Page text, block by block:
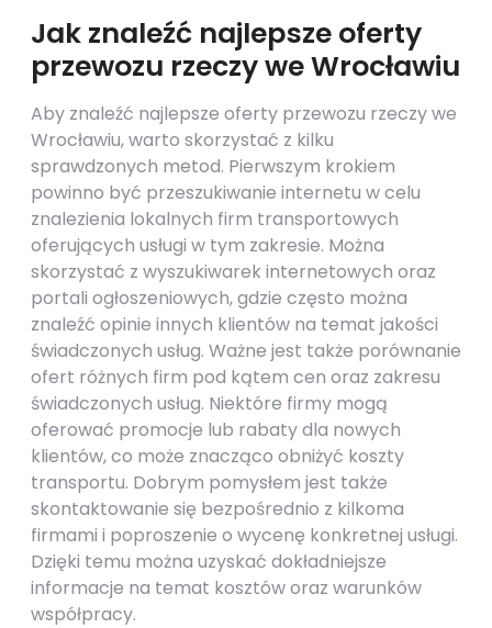
Jak znaleźć najlepsze oferty
przewozu rzeczy we Wrocławiu
Aby znaleźć najlepsze oferty przewozu rzeczy we
Wrocławiu, warto skorzystać z kilku
sprawdzonych metod. Pierwszym krokiem
powinno być przeszukiwanie internetu w celu
znalezienia lokalnych firm transportowych
oferujących usługi w tym zakresie. Można
skorzystać z wyszukiwarek internetowych oraz
portali ogłoszeniowych, gdzie często można
znaleźć opinie innych klientów na temat jakości
świadczonych usług. Ważne jest także porównanie
ofert różnych firm pod kątem cen oraz zakresu
świadczonych usług. Niektóre firmy mogą
oferować promocje lub rabaty dla nowych
klientów, co może znacząco obniżyć koszty
transportu. Dobrym pomysłem jest także
skontaktowanie się bezpośrednio z kilkoma
firmami i poproszenie o wycenę konkretnej usługi.
Dzięki temu można uzyskać dokładniejsze
informacje na temat kosztów oraz warunków
współpracy.